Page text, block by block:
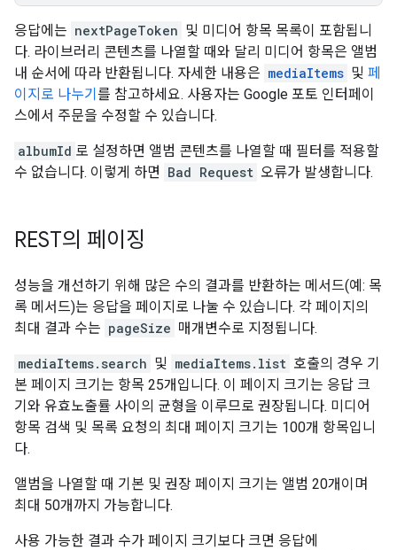
응답에는 nextPageToken 및 미디어 항목 목록이 포함됩니
다. 라이브러리 콘텐츠를 나열할 때와 달리 미디어 항목은 앨범
내 순서에 따라 반환됩니다. 자세한 내용은 mediaItems 및 페
이지로 나누기 를 참고하세요. 사용자는 Google 포토 인터페이
스에서 주문을 수정할 수 있습니다.
albumId 로 설정하면 앨범 콘텐츠를 나열할 때 필터를 적용할
수 없습니다. 이렇게 하면 Bad Request 오류가 발생합니다.
REST의 페이징
성능을 개선하기 위해 많은 수의 결과를 반환하는 메서드(예: 목
록 메서드)는 응답을 페이지로 나눌 수 있습니다. 각 페이지의
최대 결과 수는 pageSize 매개변수로 지정됩니다.
mediaItems.search 및 mediaItems.list 호출의 경우 기
본 페이지 크기는 항목 25개입니다. 이 페이지 크기는 응답 크
기와 유효노출률 사이의 균형을 이루므로 권장됩니다. 미디어
항목 검색 및 목록 요청의 최대 페이지 크기는 100개 항목입니
다.
앨범을 나열할 때 기본 및 권장 페이지 크기는 앨범 20개이며
최대 50개까지 가능합니다.
사용 가능한 결과 수가 페이지 크기보다 크면 응답에